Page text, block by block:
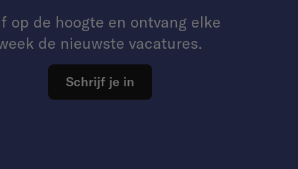
op de hoogte en ontvang elke
de nieuwste vacatures.
Schrijf je in